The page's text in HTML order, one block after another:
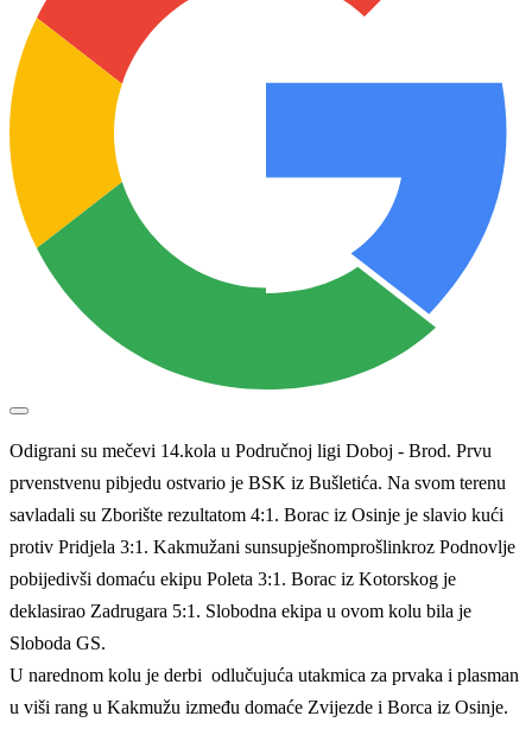
Odigrani su mečevi 14.kola u Područnoj ligi Doboj - Brod. Prvu
prvenstvenu pibjedu ostvario je BSK iz Bušletića. Na svom terenu
savladali su Zborište rezultatom 4:1. Borac iz Osinje je slavio kući
protiv Pridjela 3:1. Kakmužani sunsupješnomprošlinkroz Podnovlje
pobijedivši domaću ekipu Poleta 3:1. Borac iz Kotorskog je
deklasirao Zadrugara 5:1. Slobodna ekipa u ovom kolu bila je
Sloboda GS.
U narednom kolu je derbi odlučujuća utakmica za prvaka i plasman
u viši rang u Kakmužu između domaće Zvijezde i Borca iz Osinje.